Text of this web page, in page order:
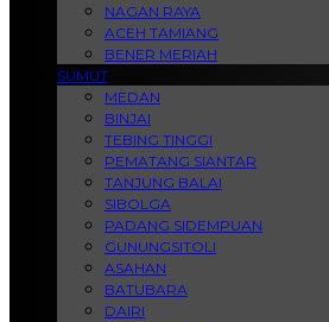
NAGAN RAYA
ACEH TAMIANG
BENER MERIAH
SUMUT
MEDAN
BINJAI
TEBING TINGGI
PEMATANG SIANTAR
TANJUNG BALAI
SIBOLGA
PADANG SIDEMPUAN
GUNUNGSITOLI
ASAHAN
BATUBARA
DAIRI